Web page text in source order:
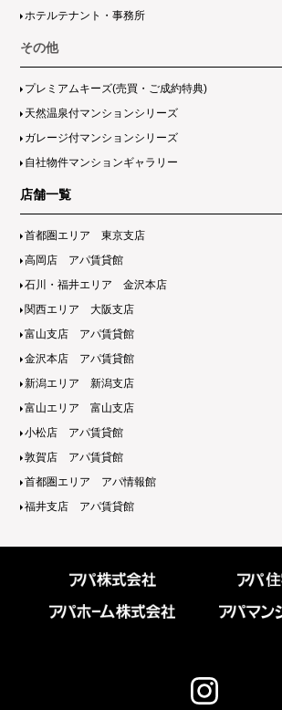
ホテルテナント・事務所
その他
プレミアムキーズ(売買・ご成約特典)
天然温泉付マンションシリーズ
ガレージ付マンションシリーズ
自社物件マンションギャラリー
店舗一覧
首都圏エリア 東京支店
高岡店 アパ賃貸館
石川・福井エリア 金沢本店
関西エリア 大阪支店
富山支店 アパ賃貸館
金沢本店 アパ賃貸館
新潟エリア 新潟支店
富山エリア 富山支店
小松店 アパ賃貸館
敦賀店 アパ賃貸館
首都圏エリア アパ情報館
福井支店 アパ賃貸館